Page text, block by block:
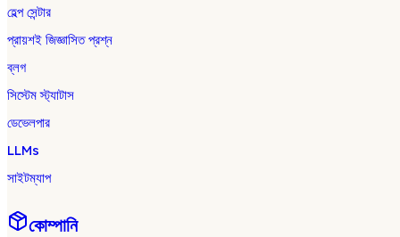
হেল্প সেন্টার
প্রায়শই জিজ্ঞাসিত প্রশ্ন
ব্লগ
সিস্টেম স্ট্যাটাস
ডেভেলপার
LLMs
সাইটম্যাপ
কোম্পানি